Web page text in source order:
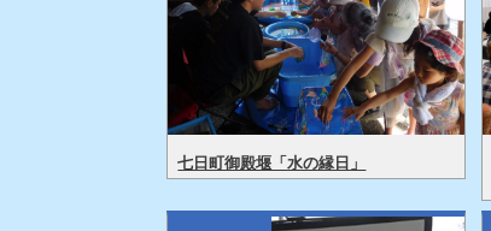
七日町御殿堰「水の縁日」